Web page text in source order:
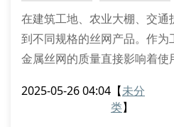
在建筑工地、农业大棚、交
到不同规格的丝网产品。作为
金属丝网的质量直接影响着
供应商呢？
2025-05-26 04:04 【未分
类】